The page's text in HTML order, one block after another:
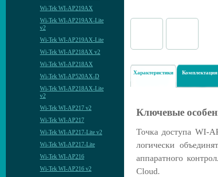
Wi-Tek WI-AP219AX
Wi-Tek WI-AP219AX-Lite
v2
Wi-Tek WI-AP219AX-Lite
Wi-Tek WI-AP218AX v2
Wi-Tek WI-AP218AX
Wi-Tek WI-AP520AX-D
Wi-Tek WI-AP218AX-Lite
v2
Wi-Tek WI-AP217 v2
Wi-Tek WI-AP217
Wi-Tek WI-AP217-Lite v2
Wi-Tek WI-AP217-Lite
Wi-Tek WI-AP216
Wi-Tek WI-AP216 v2
Характеристики Комплектация
Ключевые
Точка доступа WI-
логически
аппаратного
Cloud.